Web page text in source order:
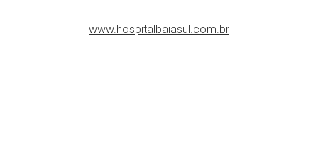
www.hospitalbaiasul.com.br